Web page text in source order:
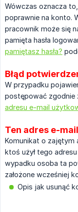
Wówczas oznacza
poprawnie na konto.
pracownik może się
pamięta hasła
pamiętasz hasła?
Błąd
W przypadku
postępować zgodnie
adresu e-mail
Ten adres e-
Komunikat o zajętym
ktoś użył tego
wypadku osoba ta
założone wcześniej
Opis jak usunąć